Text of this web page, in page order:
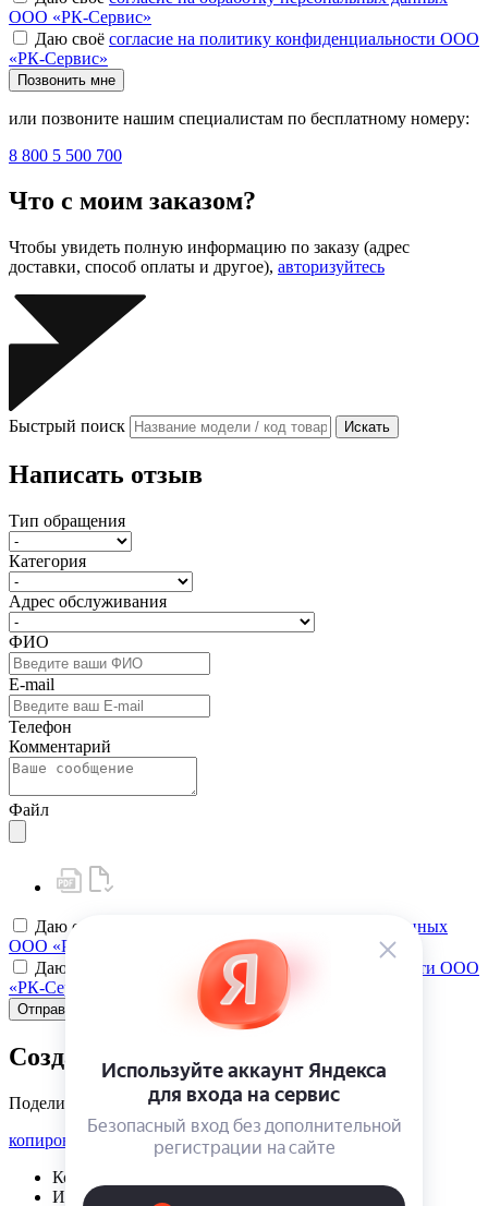
ООО «РК-Сервис»
Даю своё согласие на политику конфиденциальности ООО
«РК-Сервис»
Позвонить мне
или позвоните нашим специалистам по бесплатному номеру:
8 800 5 500 700
Что с моим заказом?
Чтобы увидеть полную информацию по заказу (адрес
доставки, способ оплаты и другое), авторизуйтесь
Быстрый поиск Искать
Написать отзыв
Тип обращения
Категория
Адрес обслуживания
ФИО
E-mail
Телефон
Комментарий
Файл
Даю своё
согласие на обработку персональных данных
ООО «РК-Сервис»
Даю своё
согласие на политику конфиденциальности ООО
«РК-Сервис»
Отправить
Создать карту клиента
Поделиться
копировать ссылку
Корзина | {{ cart.items.value.length }}
Избранное | {{ initData.favoriteProducts.length }}